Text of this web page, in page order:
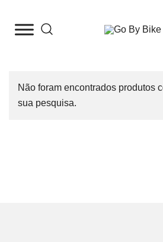
para
Não foram encontrados produtos
sua pesquisa.